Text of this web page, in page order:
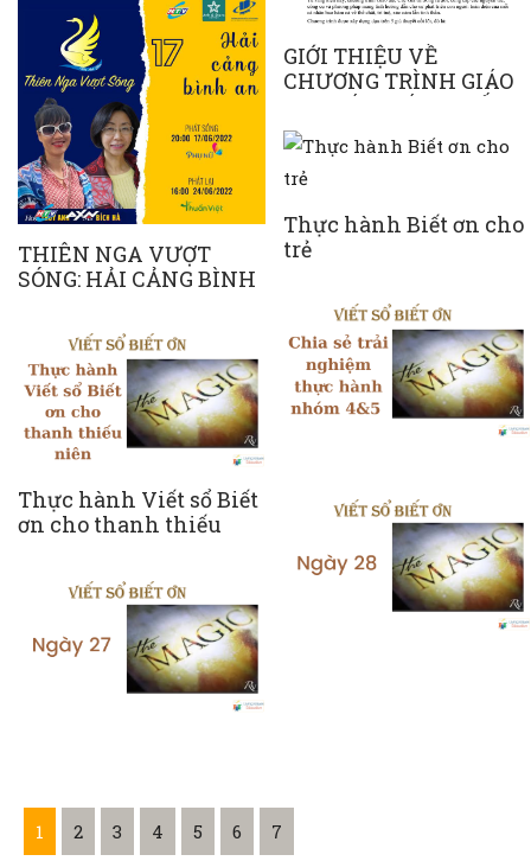
GIỚI THIỆU VỀ
CHƯƠNG TRÌNH GIÁO
DỤC CÁC GIÁ TRỊ SỐNG
(LVEC)
THIÊN NGA VƯỢT
SÓNG: HẢI CẢNG BÌNH
Thực hành Biết ơn cho
trẻ
Thực hành Viết sổ Biết
ơn cho thanh thiếu
1 2 3 4 5 6 7